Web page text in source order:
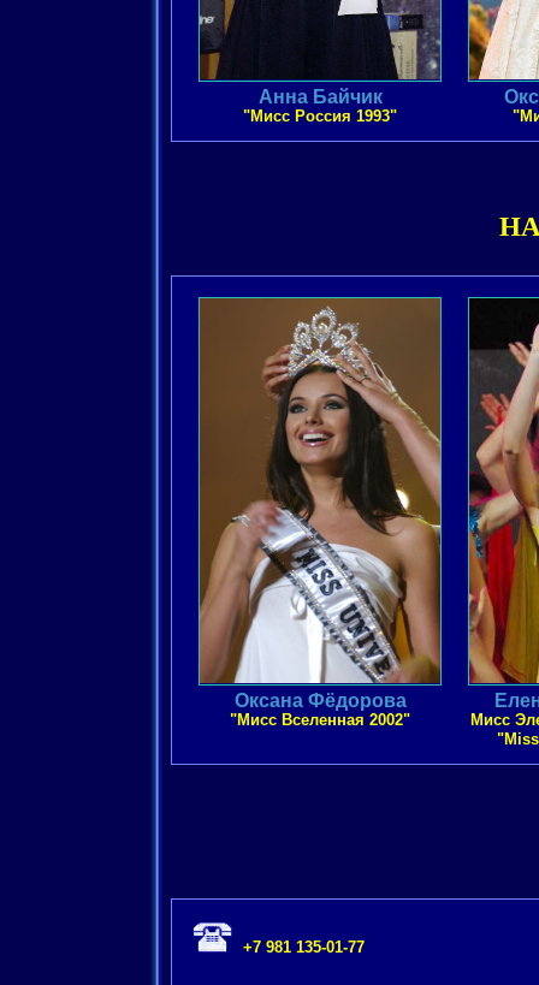
Анна Байчик
"Мисс Россия 1993"
Оксана Фёдорова
"Мисс Вселенная 2002"
Мисс
+7 981 135-01-77